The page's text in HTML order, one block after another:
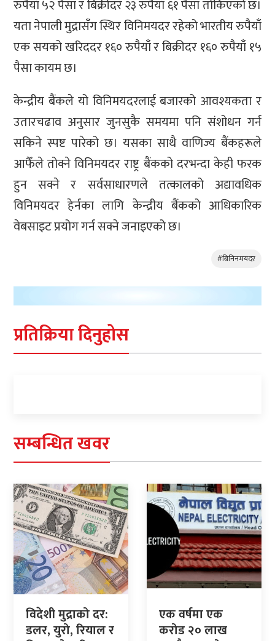
रुपैयाँ ५२ पैसा र बिक्रीदर २३ रुपैयाँ ६१ पैसा तोकिएको छ।
यता नेपाली मुद्रासँग स्थिर विनिमयदर रहेको भारतीय रुपैयाँ
एक सयको खरिददर १६० रुपैयाँ र बिक्रीदर १६० रुपैयाँ १५
पैसा कायम छ।
केन्द्रीय बैंकले यो विनिमयदरलाई बजारको आवश्यकता र
उतारचढाव अनुसार जुनसुकै समयमा पनि संशोधन गर्न
सकिने स्पष्ट पारेको छ। यसका साथै वाणिज्य बैंकहरूले
आफैँले तोक्ने विनिमयदर राष्ट्र बैंकको दरभन्दा केही फरक
हुन सक्ने र सर्वसाधारणले तत्कालको अद्यावधिक
विनिमयदर हेर्नका लागि केन्द्रीय बैंकको आधिकारिक
वेबसाइट प्रयोग गर्न सक्ने जनाइएको छ।
#बिनिनमयदर
प्रतिक्रिया दिनुहोस
सम्बन्धित खवर
विदेशी मुद्राको दर:
डलर, युरो, रियाल र
एक वर्षमा एक
करोड २० लाख